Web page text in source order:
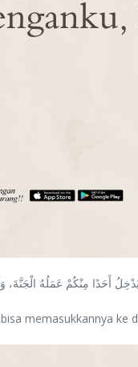
أَحَدًا مِنْكُمْ عَمَلُهُ الْجَنَّةَ،
memasukkannya